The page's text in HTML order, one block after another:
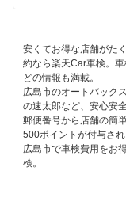
安くてお得な店舗がた
約なら楽天Car車検。
どの情報も満載。
広島市のオートバック
の速太郎など、安心安
郵便番号から店舗の簡
500ポイントが付与され
広島市で車検費用をお
検。